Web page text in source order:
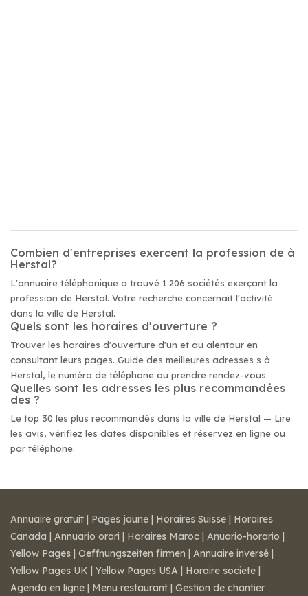
Combien d'entreprises exercent la profession de à
Herstal?
L'annuaire téléphonique a trouvé 1 206 sociétés exerçant la
profession de Herstal. Votre recherche concernait l'activité
dans la ville de Herstal.
Quels sont les horaires d'ouverture ?
Trouver les horaires d'ouverture d'un et au alentour en
consultant leurs pages. Guide des meilleures adresses s à
Herstal, le numéro de téléphone ou prendre rendez-vous.
Quelles sont les adresses les plus recommandées
des ?
Le top 30 les plus recommandés dans la ville de Herstal — Lire
les avis, vérifiez les dates disponibles et réservez en ligne ou
par téléphone.
Annuaire gratuit | Pages jaune | Horaires Suisse | Horaires
Canada | Annuario orari | Horaires Maroc | Anuario-horario |
Yellow Pages | Oeffnungszeiten firmen | Annuaire inversé |
Yellow Pages UK | Yellow Pages USA | Horaire societe |
Agenda en ligne | Menu restaurant | Gestion de chantier